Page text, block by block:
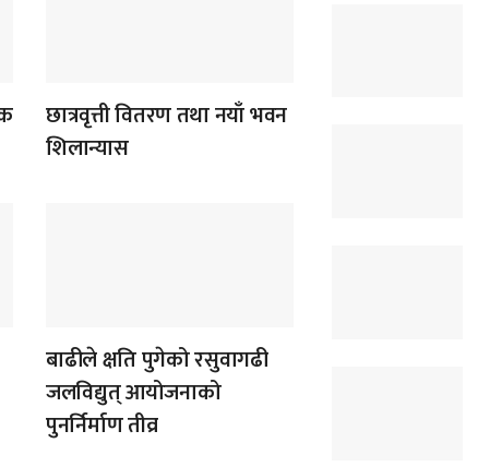
छात्रवृत्ती वितरण तथा नयाँ भवन
शिलान्यास
बाढीले क्षति पुगेको रसुवागढी
जलविद्युत् आयोजनाको
पुनर्निर्माण तीव्र